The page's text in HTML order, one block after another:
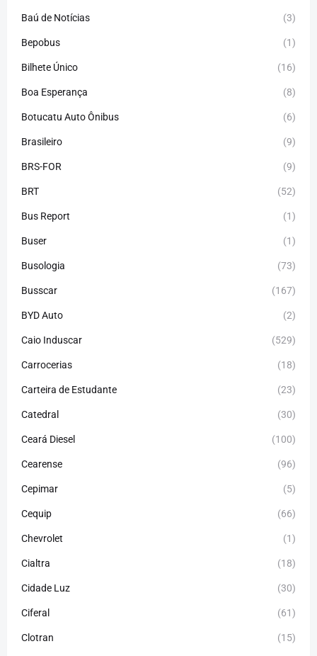
Baú de Notícias (3)
Bepobus (1)
Bilhete Único (16)
Boa Esperança (8)
Botucatu Auto Ônibus (6)
Brasileiro (9)
BRS-FOR (9)
BRT (52)
Bus Report (1)
Buser (1)
Busologia (73)
Busscar (167)
BYD Auto (2)
Caio Induscar (529)
Carrocerias (18)
Carteira de Estudante (23)
Catedral (30)
Ceará Diesel (100)
Cearense (96)
Cepimar (5)
Cequip (66)
Chevrolet (1)
Cialtra (18)
Cidade Luz (30)
Ciferal (61)
Clotran (15)